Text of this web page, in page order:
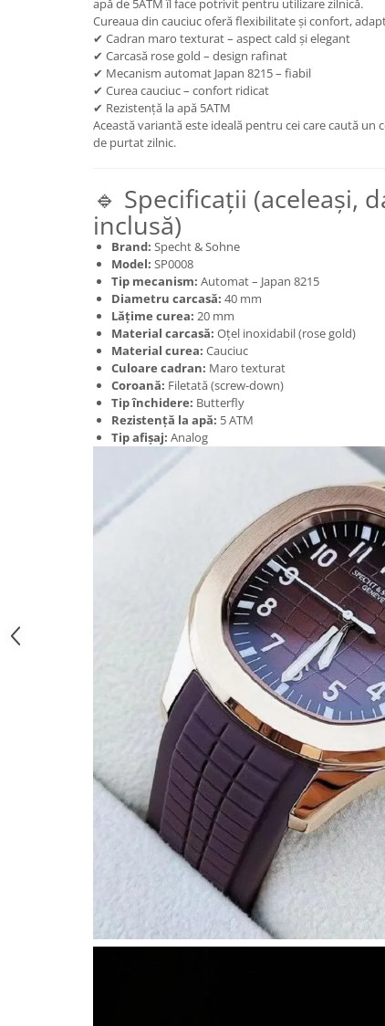
apă de 5ATM îl face potrivit pentru utilizare zilnică.
Cureaua din cauciuc oferă flexibilitate și confort,
✔ Cadran maro texturat – aspect cald și elegant
✔ Carcasă rose gold – design rafinat
✔ Mecanism automat Japan 8215 – fiabil
✔ Curea cauciuc – confort ridicat
✔ Rezistență la apă 5ATM
Această variantă este ideală pentru cei care caută un
de purtat zilnic.
🔹 Specificații (aceleași,
inclusă)
Brand: Specht & Sohne
Model: SP0008
Tip mecanism: Automat – Japan 8215
Diametru carcasă: 40 mm
Lățime curea: 20 mm
Material carcasă: Oțel inoxidabil (rose gold)
Material curea: Cauciuc
Culoare cadran: Maro texturat
Coroană: Filetată (screw-down)
Tip închidere: Butterfly
Rezistență la apă: 5 ATM
Tip afișaj: Analog